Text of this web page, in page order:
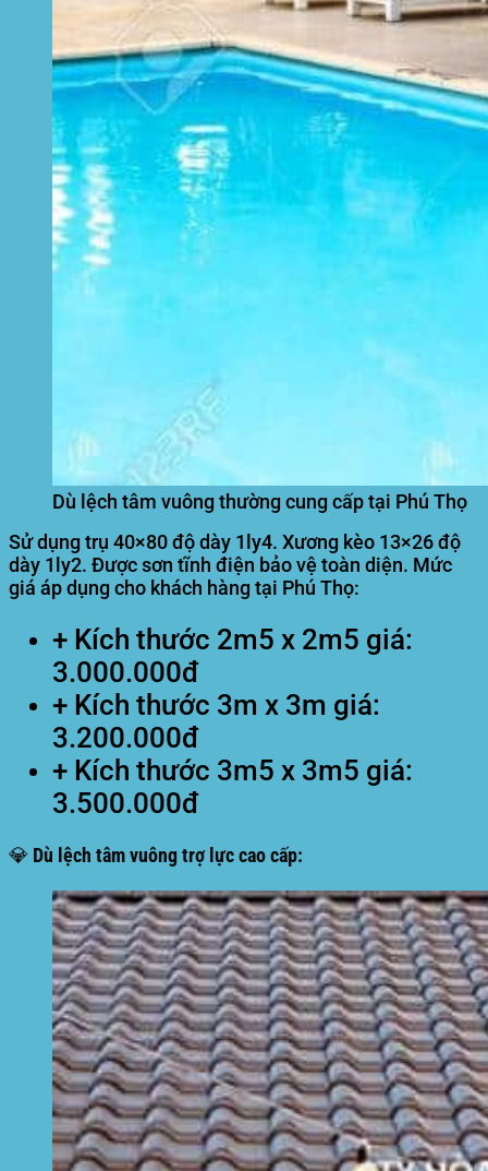
Dù lệch tâm vuông thường cung cấp tại Phú Thọ
Sử dụng trụ 40×80 độ dày 1ly4. Xương kèo 13×26 độ
dày 1ly2. Được sơn tĩnh điện bảo vệ toàn diện. Mức
giá áp dụng cho khách hàng tại Phú Thọ:
+ Kích thước 2m5 x 2m5 giá:
3.000.000đ
+ Kích thước 3m x 3m giá:
3.200.000đ
+ Kích thước 3m5 x 3m5 giá:
3.500.000đ
💎 Dù lệch tâm vuông trợ lực cao cấp: